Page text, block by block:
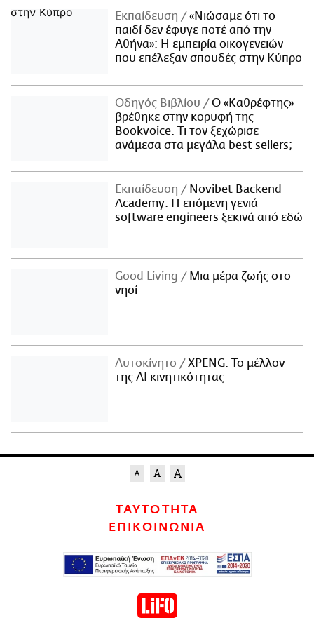
Εκπαίδευση
«Νιώσαμε ότι το
παιδί δεν έφυγε ποτέ από την
Αθήνα»: Η εμπειρία οικογενειών
που επέλεξαν σπουδές στην Κύπρο
Οδηγός Βιβλίου
Ο «Καθρέφτης»
βρέθηκε στην κορυφή της
Bookvoice. Τι τον ξεχώρισε
ανάμεσα στα μεγάλα best sellers;
Εκπαίδευση
Novibet Backend
Academy: Η επόμενη γενιά
software engineers ξεκινά από εδώ
Good Living
Μια μέρα ζωής στο
νησί
Αυτοκίνητο
XPENG: Το μέλλον
της AI κινητικότητας
ΤΑΥΤΟΤΗΤΑ
ΕΠΙΚΟΙΝΩΝΙΑ